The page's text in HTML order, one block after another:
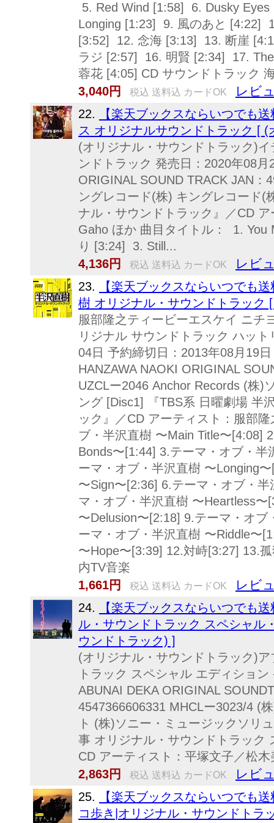
5. Red Wind [1:58] 6. Dusky
Longing [1:23] 9. 風のあと [4:22]
[3:52] 12. 念海 [3:13] 13. 断崖
ラジ [2:57] 16. 明賢 [2:34] 17.
蓉花 [4:05] CD サウンドトラック
3,040円
税込 送料込 カードOK レビ
22.
【楽天ブックスならいつでも
ス オリジナルサウンドトラック [
(オリジナル・サウンドトラック)
ンドトラック 発売日：2020年08
ORIGINAL SOUND TRACK JAN：
ングレコード(株) キングレコード(
ナル・サウンドトラック』／CD
Gaho ほか 曲目タイトル： 1.
り [3:24] 3. Still...
4,136円
税込 送料込 カードOK レビ
23.
【楽天ブックスならいつでも
樹 オリジナル・サウンドトラック
服部隆之ティービーエスケイ ニチ
リジナル サウンドトラック ハッ
04日 予約締切日：2013年08月19
HANZAWA NAOKI ORIGINAL
UZCLー2046 Anchor Records (株)
ング [Disc1] 『TBS系 日曜劇場 半
ック』／CD アーティスト：服部
ブ・半沢直樹 〜Main Title〜[4:08]
Bonds〜[1:44] 3.テーマ・オブ・
ーマ・オブ・半沢直樹 〜Longing
〜Sign〜[2:36] 6.テーマ・オブ・
マ・オブ・半沢直樹 〜Heartless
〜Delusion〜[2:18] 9.テーマ・オ
ーマ・オブ・半沢直樹 〜Riddle〜
〜Hope〜[3:39] 12.対峙[3:27] 13.
内TV音楽
1,661円
税込 送料込 カードOK レビ
24.
【楽天ブックスならいつでも
ル・サウンドトラック スペシャル
ウンドトラック) ]
(オリジナル・サウンドトラック)
トラック スペシャル エディショ
ABUNAI DEKA ORIGINAL
4547366606331 MHCLー3023/4 (
ト (株)ソニー・ミュージックソリ
事 オリジナル・サウンドトラック
CD アーティスト：平塚文子／松
2,863円
税込 送料込 カードOK レビ
25.
【楽天ブックスならいつでも
コ歩き|オリジナル・サウンドトラ